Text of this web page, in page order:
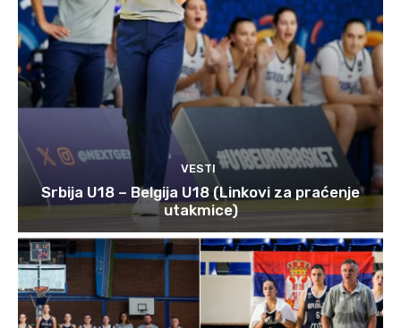
VESTI
Srbija U18 – Belgija U18 (Linkovi za praćenje
utakmice)